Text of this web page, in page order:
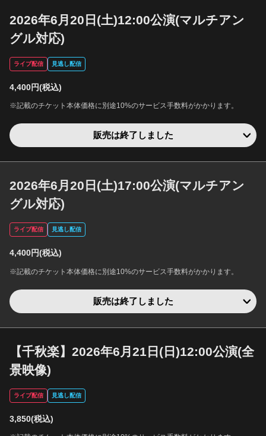
2026年6月20日(土)12:00公演(マルチアン
グル対応)
ライブ配信 見逃し配信
4,400円(税込)
※記載のチケット本体価格に別途10%のサービス手数料がかかります。
販売は終了しました
2026年6月20日(土)17:00公演(マルチアン
グル対応)
ライブ配信 見逃し配信
4,400円(税込)
※記載のチケット本体価格に別途10%のサービス手数料がかかります。
販売は終了しました
【千秋楽】2026年6月21日(日)12:00公演(全
景映像)
ライブ配信 見逃し配信
3,850(税込)